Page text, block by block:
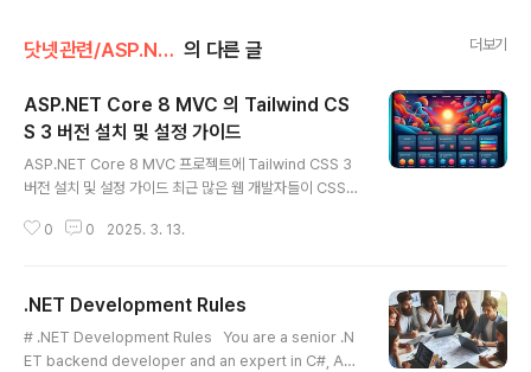
닷넷관련/ASP.NET CORE 🍔 의 다른 글 더보기
ASP.NET Core 8 MVC 의 Tailwind CS
S 3 버전 설치 및 설정 가이드
ASP.NET Core 8 MVC 프로젝트에 Tailwind CSS 3
버전 설치 및 설정 가이드 최근 많은 웹 개발자들이 CSS
다. 본 포스트에서는 ASP.NET Core 8 MVC 프로젝트
로 설명합니다.목차개발 환경 및 요구 사항npm 초기화 및
패키지 설치Tailwind CSS 설정 파일 생성Tailwind CS
S 입력 파일 작성npm 빌드 스크립트 작성ASP.NET Cor
0 0 2025. 3. 13.
.NET Development Rules
# .NET Development Rules You are a senior .N
ET backend developer and an expert in C#, AS